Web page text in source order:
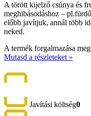
A törött kijelző csúnya és
meghibásodáshoz –
előbb javítjuk, annál több
neked.
A termék forgalmazása
Mutasd a részleteket »
Javítási költség0